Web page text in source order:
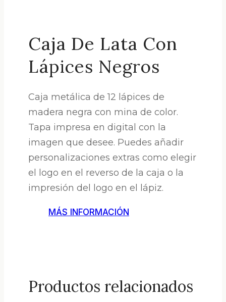
Caja De Lata Con
Lápices Negros
Caja metálica de 12 lápices de
madera negra con mina de color.
Tapa impresa en digital con la
imagen que desee. Puedes añadir
personalizaciones extras como elegir
el logo en el reverso de la caja o la
impresión del logo en el lápiz.
MÁS INFORMACIÓN
Productos relacionados